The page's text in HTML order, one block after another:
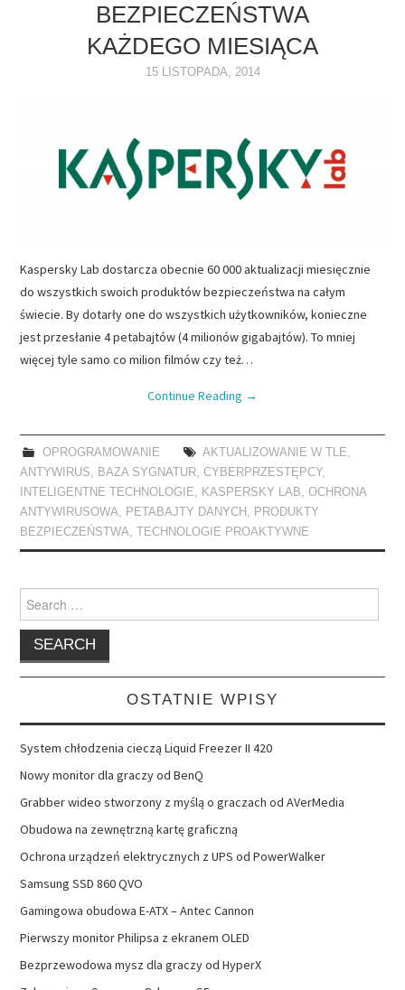
BEZPIECZEŃSTWA
KAŻDEGO MIESIĄCA
15 LISTOPADA, 2014
Kaspersky Lab dostarcza obecnie 60 000 aktualizacji miesięcznie
do wszystkich swoich produktów bezpieczeństwa na całym
świecie. By dotarły one do wszystkich użytkowników, konieczne
jest przesłanie 4 petabajtów (4 milionów gigabajtów). To mniej
więcej tyle samo co milion filmów czy też…
Continue Reading →
OPROGRAMOWANIE AKTUALIZOWANIE W TLE,
ANTYWIRUS, BAZA SYGNATUR,CYBERPRZESTĘPCY,
INTELIGENTNE TECHNOLOGIE, KASPERSKY LAB,OCHRONA
ANTYWIRUSOWA, PETABAJTY DANYCH , PRODUKTY
BEZPIECZEŃSTWA, TECHNOLOGIE PROAKTYWNE
Search
for:
OSTATNIE WPISY
System chłodzenia cieczą Liquid Freezer II 420
Nowy monitor dla graczy od BenQ
Grabber wideo stworzony z myślą o graczach od AVerMedia
Obudowa na zewnętrzną kartę graficzną
Ochrona urządzeń elektrycznych z UPS od PowerWalker
Samsung SSD 860 QVO
Gamingowa obudowa E-ATX – Antec Cannon
Pierwszy monitor Philipsa z ekranem OLED
Bezprzewodowa mysz dla graczy od HyperX